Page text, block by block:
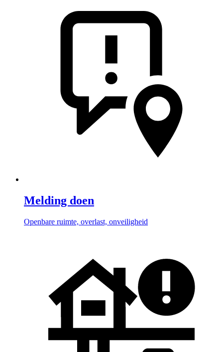
Melding doen
Openbare ruimte, overlast, onveiligheid